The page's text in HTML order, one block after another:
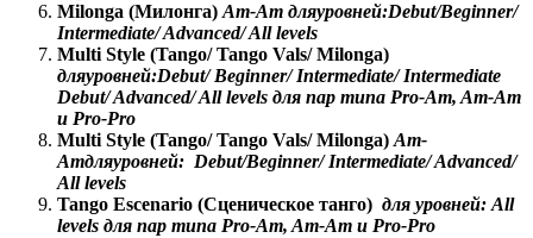
Milonga (Милонга) Am-Am дляуровней:Debut/Beginner/
Intermediate/ Advanced/ All levels
Multi Style (Tango/ Tango Vals/ Milonga)
дляуровней:Debut/ Beginner/ Intermediate/ Intermediate
Debut/ Advanced/ All levels для пар типа Pro-Am, Am-Am
и Pro-Pro
Multi Style (Tango/ Tango Vals/ Milonga) Am-
Amдляуровней: Debut/Beginner/ Intermediate/ Advanced/
All levels
Tango Escenario (Сценическое танго) для уровней: All
levels для пар типа Pro-Am, Am-Am и Pro-Pro